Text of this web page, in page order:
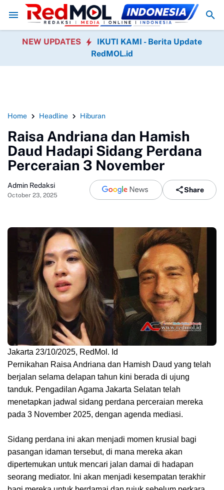
Birokrasi PemerintahLaksamana Muda TNI (Purn.) Dr. Nazali
NEW UPDATES
IKUTI KAMI - Berita Update
RedMOL.id
Home Headline Hiburan
Raisa Andriana dan Hamish
Daud Hadapi Sidang Perdana
Perceraian 3 November
Admin Redaksi
October 23, 2025
Share
Jakarta 23/10/2025, RedMol. Id
Pernikahan Raisa Andriana dan Hamish Daud yang telah
berjalan selama delapan tahun kini berada di ujung
tanduk. Pengadilan Agama Jakarta Selatan telah
menetapkan jadwal sidang perdana perceraian mereka
pada 3 November 2025, dengan agenda mediasi.
Sidang perdana ini akan menjadi momen krusial bagi
pasangan idaman tersebut, di mana mereka akan
dipertemukan untuk mencari jalan damai di hadapan
seorang mediator. Ini akan menjadi kesempatan terakhir